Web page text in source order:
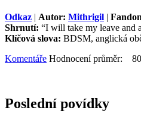
Odkaz | Autor: Mithrigil |
Shrnutí: “I will take my leave and
Klíčová slova: BDSM, anglická
Komentáře Hodnocení průměr:
Poslední povídky